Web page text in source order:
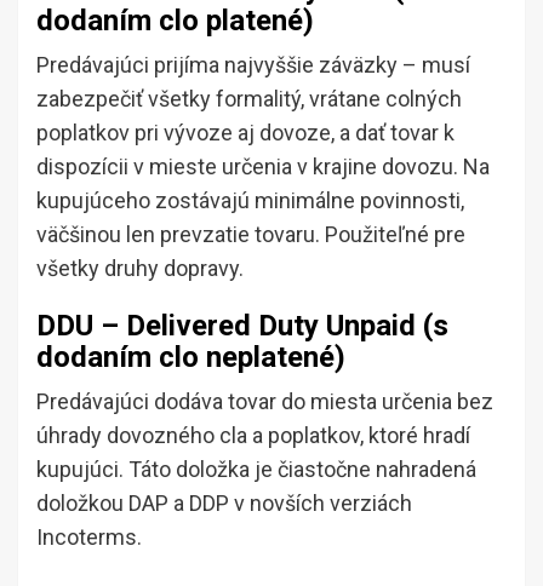
dodaním clo platené)
Predávajúci prijíma najvyššie záväzky – musí
zabezpečiť všetky formalitý, vrátane colných
poplatkov pri vývoze aj dovoze, a dať tovar k
dispozícii v mieste určenia v krajine dovozu. Na
kupujúceho zostávajú minimálne povinnosti,
väčšinou len prevzatie tovaru. Použiteľné pre
všetky druhy dopravy.
DDU – Delivered Duty Unpaid (s
dodaním clo neplatené)
Predávajúci dodáva tovar do miesta určenia bez
úhrady dovozného cla a poplatkov, ktoré hradí
kupujúci. Táto doložka je čiastočne nahradená
doložkou DAP a DDP v novších verziách
Incoterms.